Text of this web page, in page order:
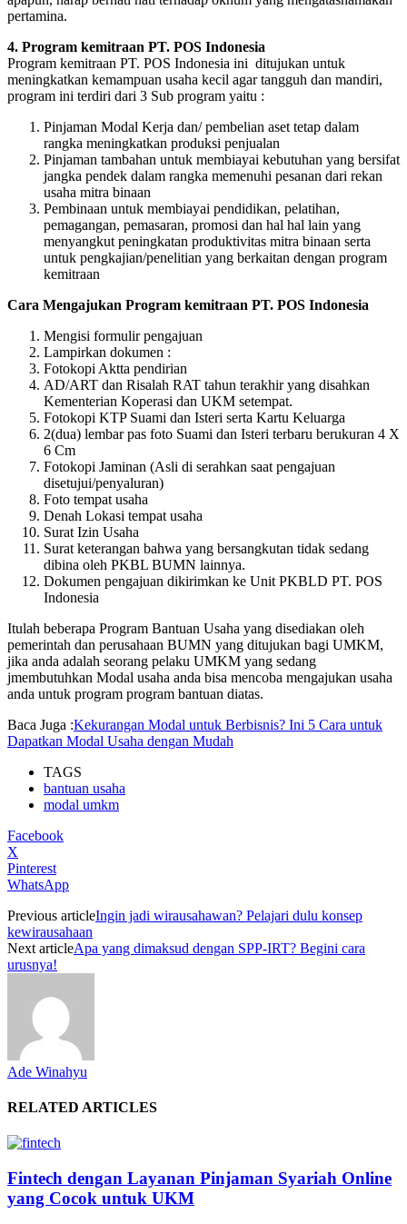
pertamina.
4. Program kemitraan PT. POS Indonesia
Program kemitraan PT. POS Indonesia ini ditujukan untuk
meningkatkan kemampuan usaha kecil agar tangguh dan mandiri,
program ini terdiri dari 3 Sub program yaitu :
Pinjaman Modal Kerja dan/ pembelian aset tetap dalam
rangka meningkatkan produksi penjualan
Pinjaman tambahan untuk membiayai kebutuhan yang bersifat
jangka pendek dalam rangka memenuhi pesanan dari rekan
usaha mitra binaan
Pembinaan untuk membiayai pendidikan, pelatihan,
pemagangan, pemasaran, promosi dan hal hal lain yang
menyangkut peningkatan produktivitas mitra binaan serta
untuk pengkajian/penelitian yang berkaitan dengan program
kemitraan
Cara Mengajukan Program kemitraan PT. POS Indonesia
Mengisi formulir pengajuan
Lampirkan dokumen :
Fotokopi Aktta pendirian
AD/ART dan Risalah RAT tahun terakhir yang disahkan
Kementerian Koperasi dan UKM setempat.
Fotokopi KTP Suami dan Isteri serta Kartu Keluarga
2(dua) lembar pas foto Suami dan Isteri terbaru berukuran 4 X
6 Cm
Fotokopi Jaminan (Asli di serahkan saat pengajuan
disetujui/penyaluran)
Foto tempat usaha
Denah Lokasi tempat usaha
Surat Izin Usaha
Surat keterangan bahwa yang bersangkutan tidak sedang
dibina oleh PKBL BUMN lainnya.
Dokumen pengajuan dikirimkan ke Unit PKBLD PT. POS
Indonesia
Itulah beberapa Program Bantuan Usaha yang disediakan oleh
pemerintah dan perusahaan BUMN yang ditujukan bagi UMKM,
jika anda adalah seorang pelaku UMKM yang sedang
jmembutuhkan Modal usaha anda bisa mencoba mengajukan usaha
anda untuk program program bantuan diatas.
Baca Juga :Kekurangan Modal untuk Berbisnis? Ini 5 Cara untuk
Dapatkan Modal Usaha dengan Mudah
TAGS
bantuan usaha
modal umkm
Facebook
X
Pinterest
WhatsApp
Previous articleIngin jadi wirausahawan? Pelajari dulu konsep
kewirausahaan
Next articleApa yang dimaksud dengan SPP-IRT? Begini cara
urusnya!
Ade Winahyu
RELATED ARTICLES
Fintech dengan Layanan Pinjaman Syariah Online
yang Cocok untuk UKM